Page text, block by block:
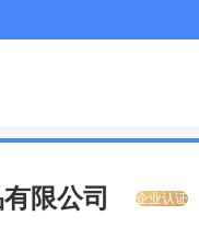
限公司 企业认证